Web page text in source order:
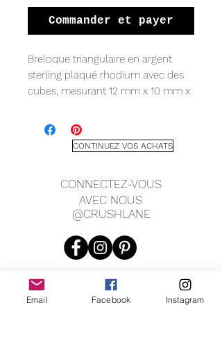
Commander et payer
Breloque triangulaire en argent
sterling plaqué rhodium avec des
cubes, mesurant 12 mm x 10 mm x
de chaîne de 1,5".
CONTINUEZ VOS ACHATS
CONNECTEZ-VOUS
AVEC NOUS
@CRUSHLANE
Email Facebook Instagram